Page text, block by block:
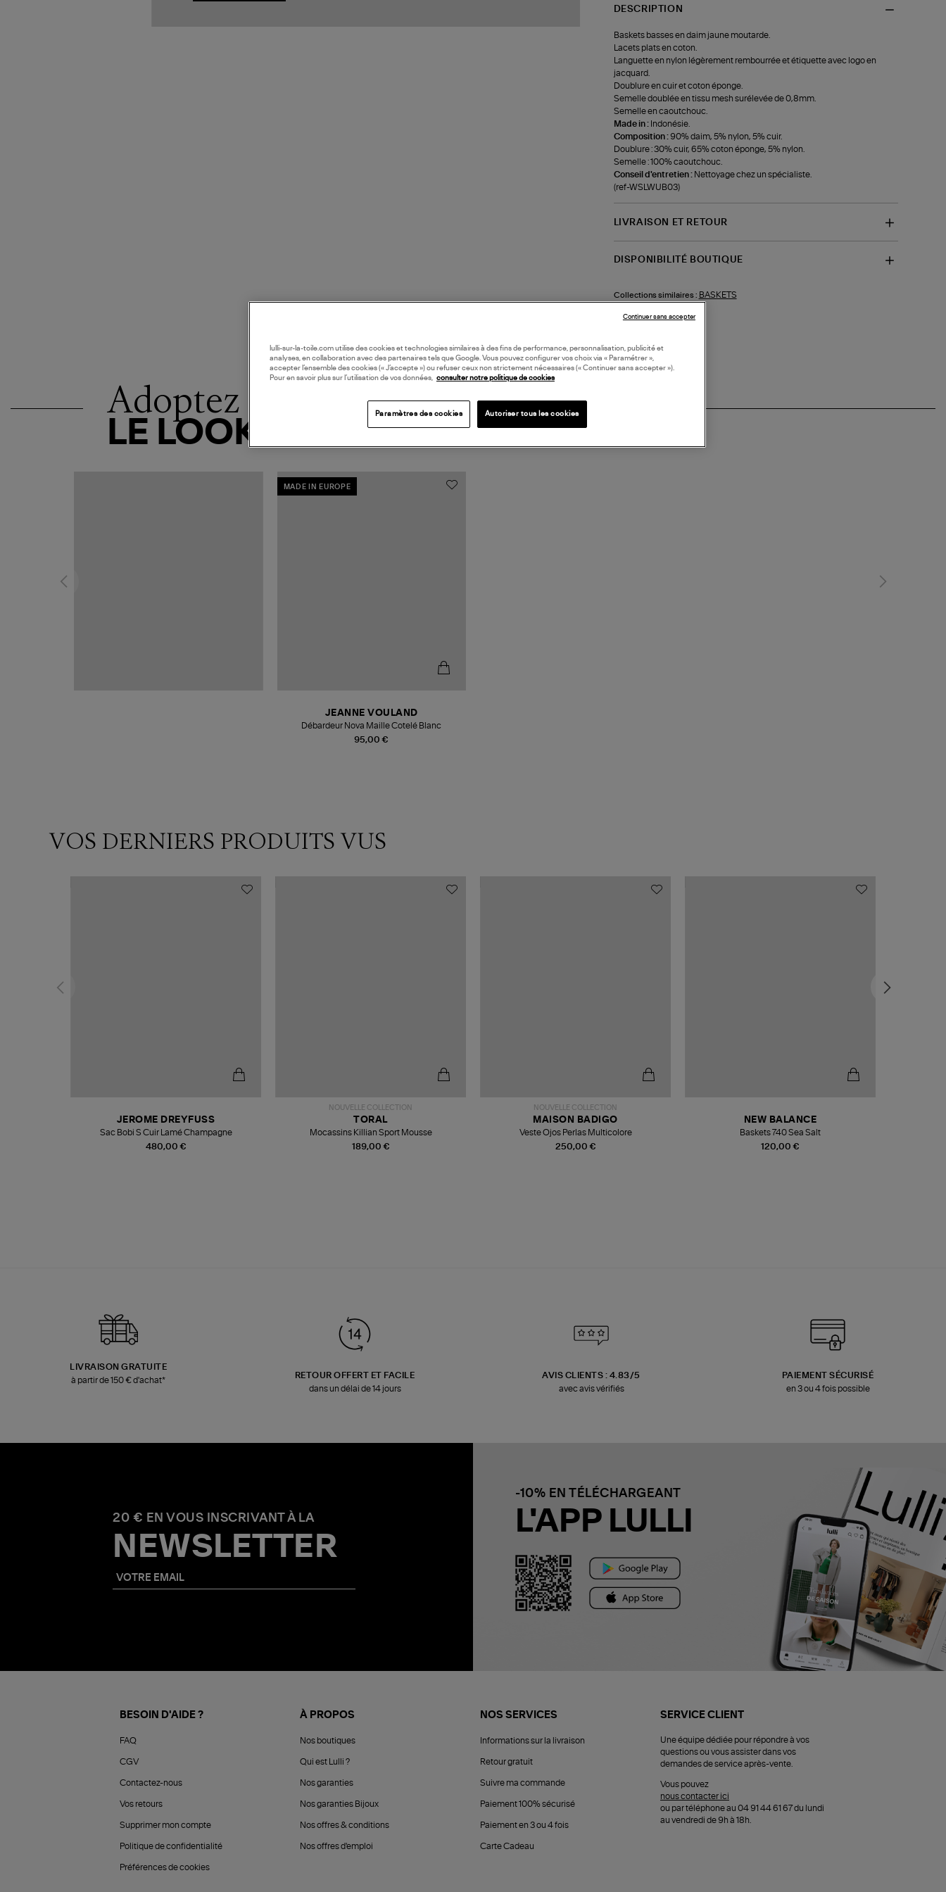
DESCRIPTION
Baskets basses en daim jaune moutarde.
Lacets plats en coton.
Languette en nylon légèrement rembourrée et étiquette avec logo en
jacquard.
Doublure en cuir et coton éponge.
Semelle doublée en tissu mesh surélevée de 0,8mm.
Semelle en caoutchouc.
Made in : Indonésie.
Composition : 90% daim, 5% nylon, 5% cuir.
Doublure : 30% cuir, 65% coton éponge, 5% nylon.
Semelle : 100% caoutchouc.
Conseil d'entretien : Nettoyage chez un spécialiste.
(ref-WSLWUB03)
LIVRAISON ET RETOUR
DISPONIBILITÉ BOUTIQUE
Collections similaires : BASKETS
Adoptez
LE LOOK
MADE IN EUROPE
95,00 €
JEANNE VOULAND
Débardeur Nova Maille Cotelé Blanc
VOS DERNIERS PRODUITS VUS
480,00 €
JEROME DREYFUSS
Sac Bobi S Cuir Lamé Champagne
NOUVELLE COLLECTION
189,00 €
TORAL
Mocassins Killian Sport Mousse
NOUVELLE COLLECTION
250,00 €
MAISON BADIGO
Veste Ojos Perlas Multicolore
120,00 €
NEW BALANCE
Baskets 740 Sea Salt
LIVRAISON GRATUITE
à partir de 150 € d'achat*
RETOUR OFFERT ET FACILE
dans un délai de 14 jours
AVIS CLIENTS : 4.83/5
avec avis vérifiés
PAIEMENT SÉCURISÉ
en 3 ou 4 fois possible
20 € EN VOUS INSCRIVANT À LA
NEWSLETTER
-10% EN TÉLÉCHARGEANT
L'APP LULLI
BESOIN D'AIDE ?
FAQ
CGV
Contactez-nous
Vos retours
Supprimer mon compte
Politique de confidentialité
Préférences de cookies
À PROPOS
Nos boutiques
Qui est Lulli ?
Nos garanties
Nos garanties Bijoux
Nos offres & conditions
Nos offres d'emploi
NOS SERVICES
Informations sur la livraison
Retour gratuit
Suivre ma commande
Paiement 100% sécurisé
Paiement en 3 ou 4 fois
Carte Cadeau
SERVICE CLIENT
Une équipe dédiée pour répondre à vos
questions ou vous assister dans vos
demandes de service après-vente.
Vous pouvez
nous contacter ici
ou par téléphone au 04 91 44 61 67 du lundi
au vendredi de 9h à 18h.
lulli-sur-la-toile.com utilise des cookies et technologies similaires à des fins de performance, personnalisation, publicité et
analyses, en collaboration avec des partenaires tels que Google. Vous pouvez configurer vos choix via « Paramétrer »,
accepter l’ensemble des cookies (« J’accepte ») ou refuser ceux non strictement nécessaires (« Continuer sans accepter »).
Pour en savoir plus sur l’utilisation de vos données,
consulter notre politique de cookies
Paramètres des cookies Autoriser tous les cookies
Continuer sans accepter